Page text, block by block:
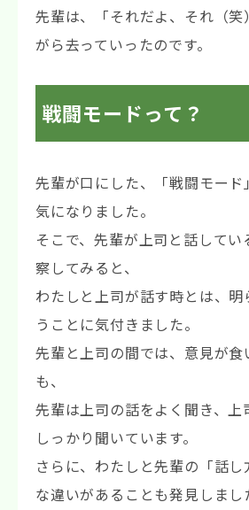
先輩は、「それだよ、それ（笑
がら去っていったのです。
戦闘モードって？
先輩が口にした、「戦闘モード
気になりました。
そこで、先輩が上司と話してい
察してみると、
わたしと上司が話す時とは、
うことに気付きました。
先輩と上司の間では、意見が食
も、
先輩は上司の話をよく聞き、上
しっかり聞いています。
さらに、わたしと先輩の「話し
な違いがあることも発見しまし